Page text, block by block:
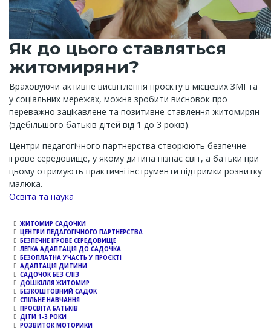
Як до цього ставляться
житомиряни?
Враховуючи активне висвітлення проєкту в місцевих ЗМІ та
у соціальних мережах, можна зробити висновок про
переважно зацікавлене та позитивне ставлення житомирян
(здебільшого батьків дітей від 1 до 3 років).
Центри педагогічного партнерства створюють безпечне
ігрове середовище, у якому дитина пізнає світ, а батьки при
цьому отримують практичні інструменти підтримки розвитку
малюка.
Channel
Освіта та наука
ЖИТОМИР САДОЧКИ
ЦЕНТРИ ПЕДАГОГІЧНОГО ПАРТНЕРСТВА
БЕЗПЕЧНЕ ІГРОВЕ СЕРЕДОВИЩЕ
ЛЕГКА АДАПТАЦІЯ ДО САДОЧКА
БЕЗОПЛАТНА УЧАСТЬ У ПРОЄКТІ
АДАПТАЦІЯ ДИТИНИ
САДОЧОК БЕЗ СЛІЗ
ДОШКІЛЛЯ ЖИТОМИР
БЕЗКОШТОВНИЙ САДОК
СПІЛЬНЕ НАВЧАННЯ
ПРОСВІТА БАТЬКІВ
ДІТИ 1-3 РОКИ
РОЗВИТОК МОТОРИКИ